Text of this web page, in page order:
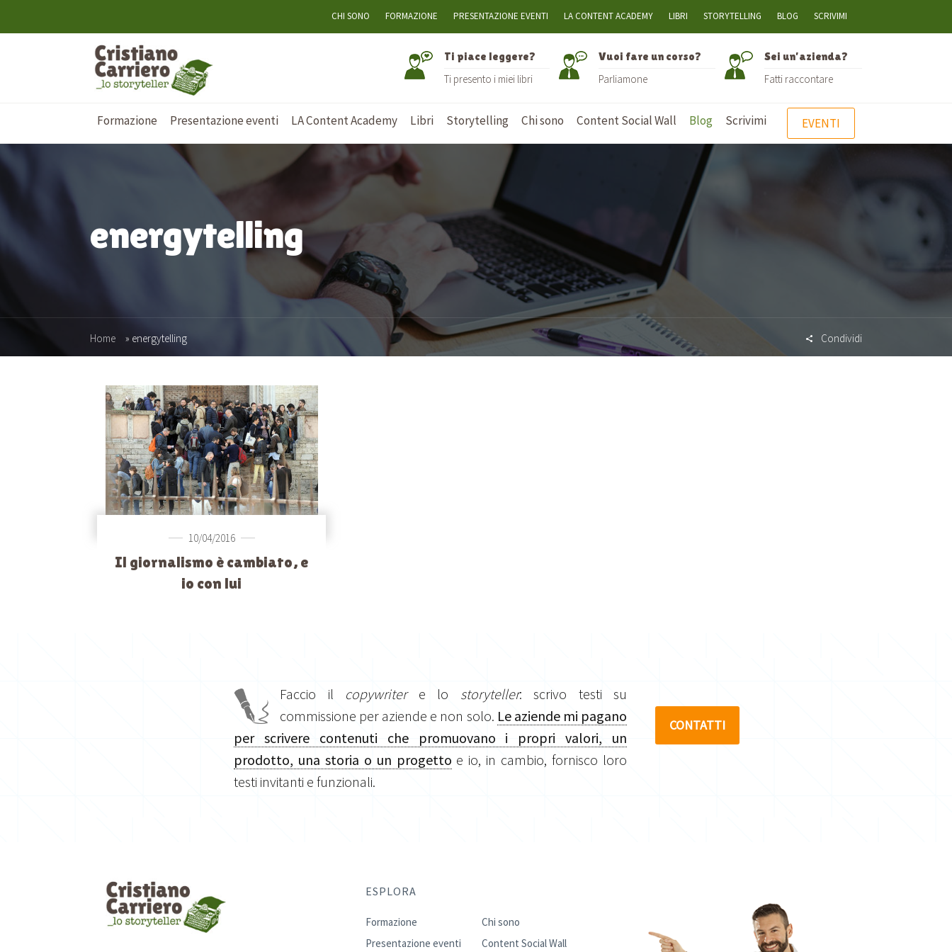
CHI SONO FORMAZIONE PRESENTAZIONE EVENTI LA CONTENT ACADEMY LIBRI STORYTELLING BLOG SCRIVIMI
Sei un’azienda?
Fatti raccontare
Vuoi fare un corso?
Parliamone
Ti piace leggere?
Ti presento i miei libri
Formazione Presentazione eventi LA Content Academy Libri Storytelling Chi sono Content Social Wall Blog Scrivimi EVENTI
energytelling
Home » energytelling Condividi
10/04/2016
Il giornalismo è cambiato, e
io con lui
Faccio il copywritere lo storyteller: scrivo testi su
commissione per aziende e non solo. Le aziende mi pagano
per scrivere contenuti che promuovano i propri valori, un
prodotto, una storia o un progetto e io, in cambio, fornisco loro
testi invitanti e funzionali.
CONTATTI
ESPLORA
Formazione
Presentazione eventi
Chi sono
Content Social Wall